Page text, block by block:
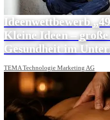
Ideenwettbewerb
Kleine Ideen –
Gesundheit im
TEMA Technologie Marketing AG